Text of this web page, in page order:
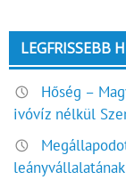
LEGFRISSEBB
Hőség –
ivóvíz nélkül